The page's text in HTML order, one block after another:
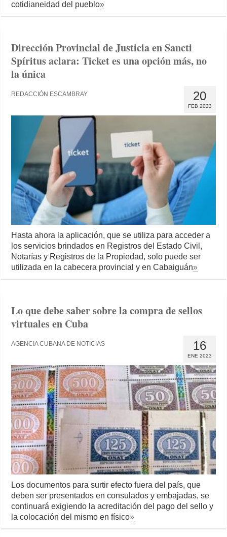
cotidianeidad del pueblo»
Dirección Provincial de Justicia en Sancti
Spíritus aclara: Ticket es una opción más, no
la única
20
FEB 2023
REDACCIÓN ESCAMBRAY
Hasta ahora la aplicación, que se utiliza para acceder a
los servicios brindados en Registros del Estado Civil,
Notarías y Registros de la Propiedad, solo puede ser
utilizada en la cabecera provincial y en Cabaiguán»
Lo que debe saber sobre la compra de sellos
virtuales en Cuba
16
ENE 2023
AGENCIA CUBANA DE NOTICIAS
Los documentos para surtir efecto fuera del país, que
deben ser presentados en consulados y embajadas, se
continuará exigiendo la acreditación del pago del sello y
la colocación del mismo en físico»